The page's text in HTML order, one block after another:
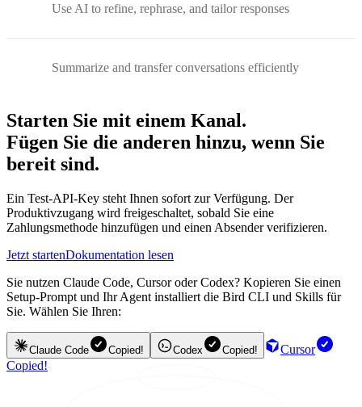
Use AI to refine, rephrase, and tailor responses
Summarize and transfer conversations efficiently
Starten Sie mit einem Kanal.
Fügen Sie die anderen hinzu, wenn Sie
bereit sind.
Ein Test-API-Key steht Ihnen sofort zur Verfügung. Der
Produktivzugang wird freigeschaltet, sobald Sie eine
Zahlungsmethode hinzufügen und einen Absender verifizieren.
Jetzt startenDokumentation lesen
Sie nutzen Claude Code, Cursor oder Codex? Kopieren Sie einen
Setup-Prompt und Ihr Agent installiert die Bird CLI und Skills für
Sie. Wählen Sie Ihren:
Claude Code Copied! Codex Copied!
Cursor
Copied!